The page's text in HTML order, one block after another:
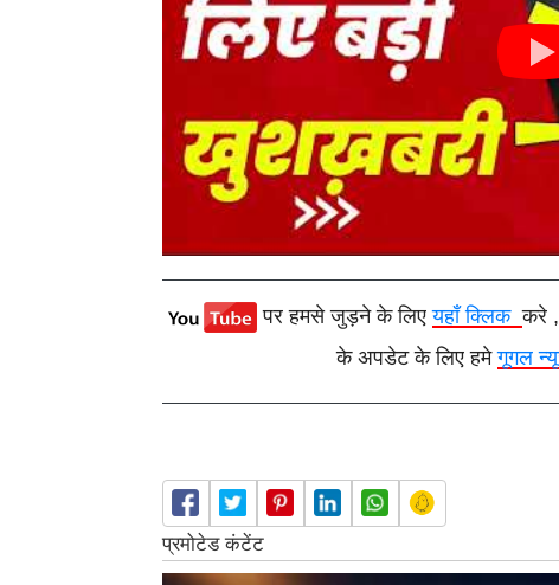
पर हमसे जुड़ने के लिएयहाँ क्लिककरे ,
के अपडेट के लिए हमेगूगल